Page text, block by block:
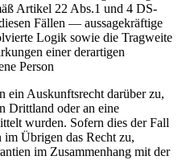
Artikel 22 Abs.1 und 4 DS-
Fällen — aussagekräftige
Logik sowie die Tragweite
einer derartigen
Person
ein Auskunftsrecht darüber zu,
Drittland oder an eine
wurden. Sofern dies der Fall
im Übrigen das Recht zu,
im Zusammenhang mit der